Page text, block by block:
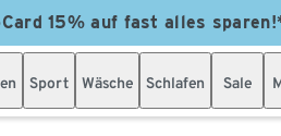
15% auf fast alles
Sport Wäsche Schlafen Sale